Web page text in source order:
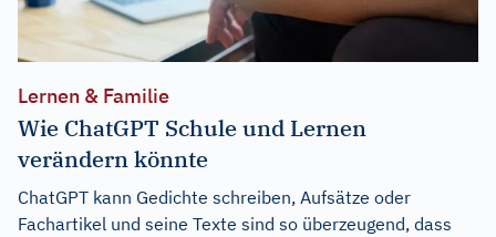
Lernen & Familie
Wie ChatGPT Schule und Lernen
verändern könnte
ChatGPT kann Gedichte schreiben, Aufsätze oder
Fachartikel und seine Texte sind so überzeugend, dass